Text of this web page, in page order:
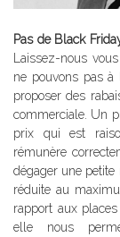
Pas de Black
Laissez-nous
ne pouvons pas
proposer des
commerciale. Un
prix qui est
rémunère
dégager une
réduite au
rapport aux
elle nous